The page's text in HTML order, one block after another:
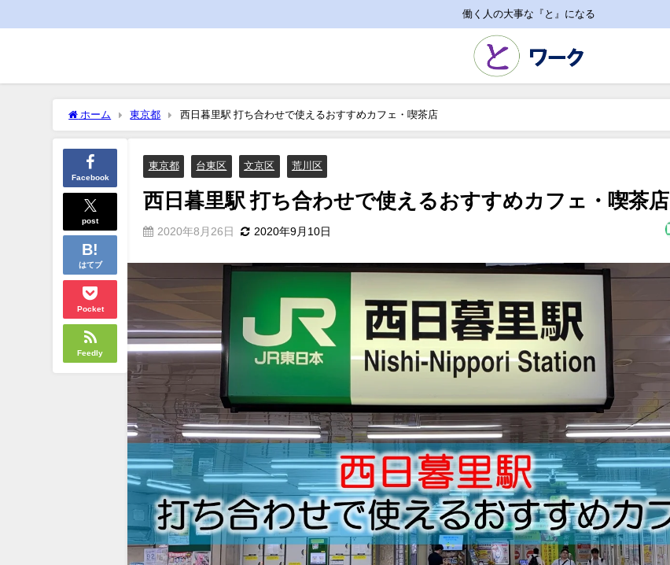
働く人の大事な『と』になる
ホーム 東京都 西日暮里駅 打ち合わせで使えるおすすめカフェ・喫茶店
Facebook
post
はてブ
Pocket
Feedly
東京都 台東区 文京区 荒川区
西日暮里駅 打ち合わせで使えるおすすめカフェ・喫茶店
2020年8月26日 2020年9月10日